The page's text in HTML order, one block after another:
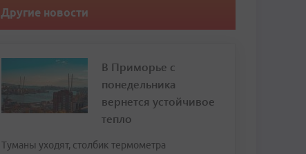
Другие новости
В Приморье с
понедельника
вернется устойчивое
тепло
Туманы уходят, столбик термометра